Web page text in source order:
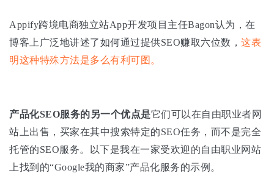
Appify跨境电商独立站App开发项目主任Bagon认为，在
博客上广泛地讲述了如何通过提供SEO赚取六位数， 这表
明这种特殊方法是多么有利可图。
产品化SEO服务的另一个优点是它们可以在自由职业者网
站上出售，买家在其中搜索特定的SEO任务，而不是完全
托管的SEO服务。以下是我在一家受欢迎的自由职业网站
上找到的“Google我的商家”产品化服务的示例。